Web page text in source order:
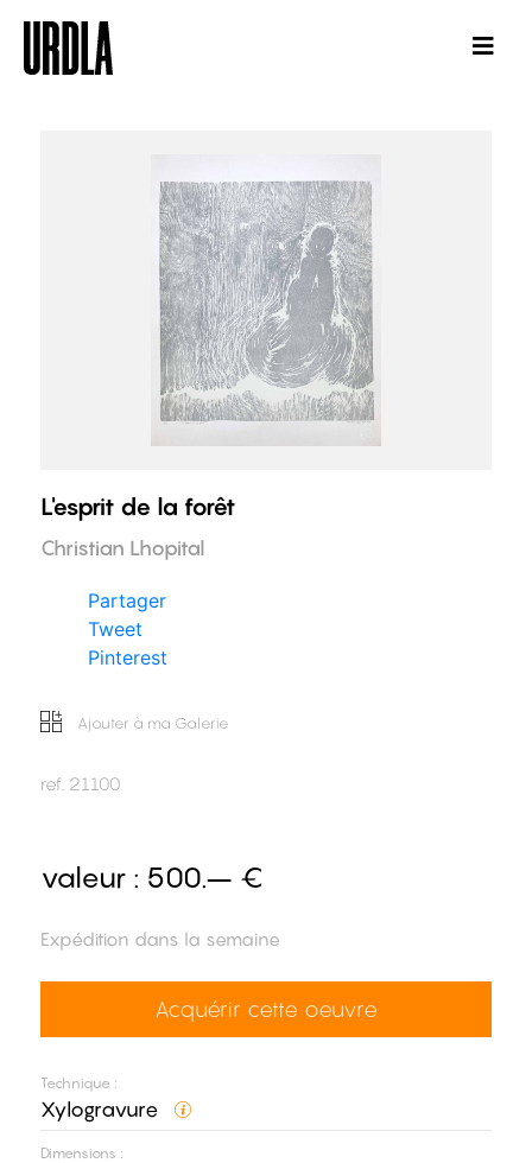
L'esprit de la forêt
Christian Lhopital
Partager
Tweet
Pinterest
Ajouter à ma Galerie
ref. 21100
Technique :
Xylogravure
Dimensions :
valeur : 500.– €
Expédition dans la semaine
Acquérir cette oeuvre